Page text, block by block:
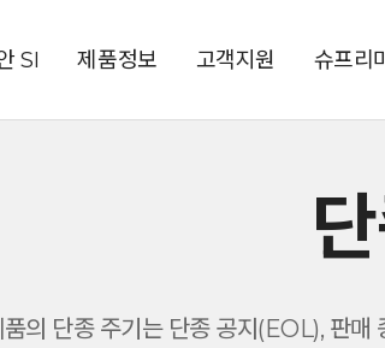
SI 제품정보 고객지원 슈프리
의 단종 주기는 단종 공지(EOL), 판